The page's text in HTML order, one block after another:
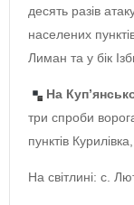
десять разів
населених
Лиман та у бік
На
три спроби
пунктів
На світлині: с.